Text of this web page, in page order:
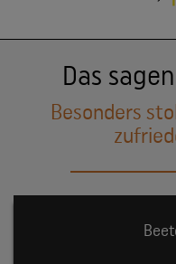
Das
Besonders